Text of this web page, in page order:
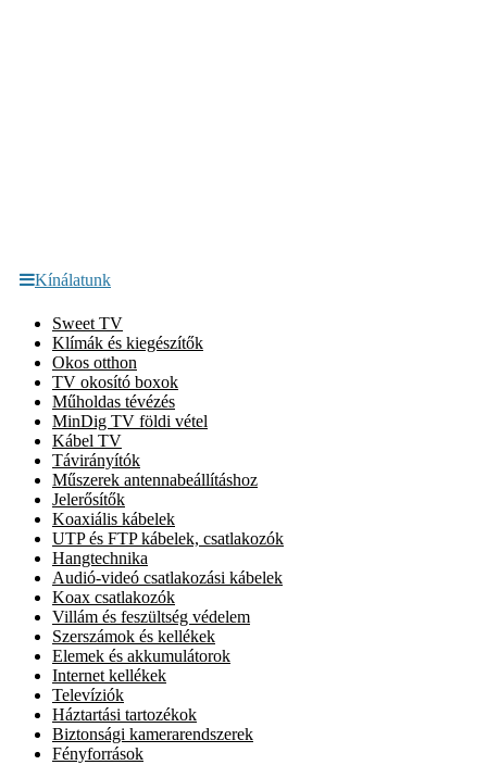
Kínálatunk
Sweet TV
Klímák és kiegészítők
Okos otthon
TV okosító boxok
Műholdas tévézés
MinDig TV földi vétel
Kábel TV
Távirányítók
Műszerek antennabeállításhoz
Jelerősítők
Koaxiális kábelek
UTP és FTP kábelek, csatlakozók
Hangtechnika
Audió-videó csatlakozási kábelek
Koax csatlakozók
Villám és feszültség védelem
Szerszámok és kellékek
Elemek és akkumulátorok
Internet kellékek
Televíziók
Háztartási tartozékok
Biztonsági kamerarendszerek
Fényforrások